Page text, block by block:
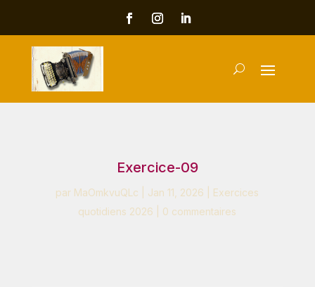
Exercice-09
par MaOmkvuQLc Jan 11, 2026
Exercices
quotidiens 2026
0 commentaires